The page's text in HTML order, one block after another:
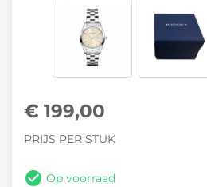
€ 199,00
PRIJS PER STUK
Op voorraad